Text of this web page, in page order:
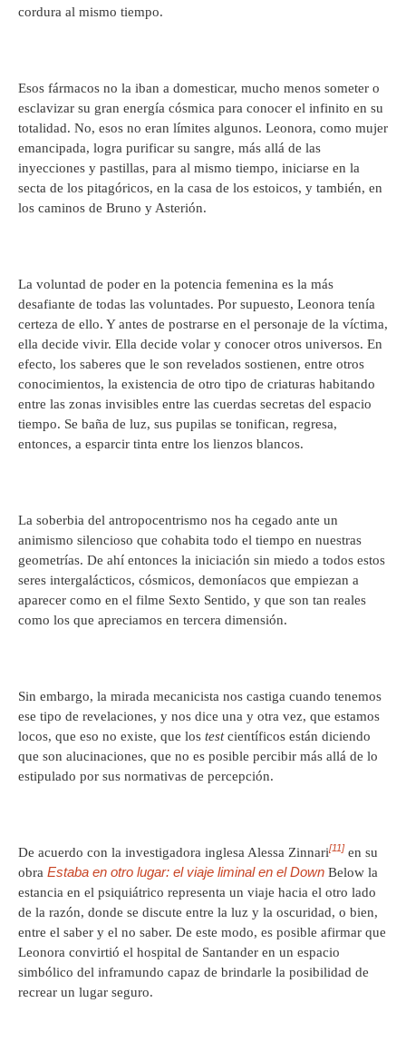
cordura al mismo tiempo.
Esos fármacos no la iban a domesticar, mucho menos someter o
esclavizar su gran energía cósmica para conocer el infinito en su
totalidad. No, esos no eran límites algunos. Leonora, como mujer
emancipada, logra purificar su sangre, más allá de las
inyecciones y pastillas, para al mismo tiempo, iniciarse en la
secta de los pitagóricos, en la casa de los estoicos, y también, en
los caminos de Bruno y Asterión.
La voluntad de poder en la potencia femenina es la más
desafiante de todas las voluntades. Por supuesto, Leonora tenía
certeza de ello. Y antes de postrarse en el personaje de la víctima,
ella decide vivir. Ella decide volar y conocer otros universos. En
efecto, los saberes que le son revelados sostienen, entre otros
conocimientos, la existencia de otro tipo de criaturas habitando
entre las zonas invisibles entre las cuerdas secretas del espacio
tiempo. Se baña de luz, sus pupilas se tonifican, regresa,
entonces, a esparcir tinta entre los lienzos blancos.
La soberbia del antropocentrismo nos ha cegado ante un
animismo silencioso que cohabita todo el tiempo en nuestras
geometrías. De ahí entonces la iniciación sin miedo a todos estos
seres intergalácticos, cósmicos, demoníacos que empiezan a
aparecer como en el filme Sexto Sentido, y que son tan reales
como los que apreciamos en tercera dimensión.
Sin embargo, la mirada mecanicista nos castiga cuando tenemos
ese tipo de revelaciones, y nos dice una y otra vez, que estamos
locos, que eso no existe, que los testcientíficos están diciendo
que son alucinaciones, que no es posible percibir más allá de lo
estipulado por sus normativas de percepción.
De acuerdo con la investigadora inglesa Alessa Zinnari[11] en su
obra Estaba en otro lugar: el viaje liminal en el Down Below la
estancia en el psiquiátrico representa un viaje hacia el otro lado
de la razón, donde se discute entre la luz y la oscuridad, o bien,
entre el saber y el no saber. De este modo, es posible afirmar que
Leonora convirtió el hospital de Santander en un espacio
simbólico del inframundo capaz de brindarle la posibilidad de
recrear un lugar seguro.